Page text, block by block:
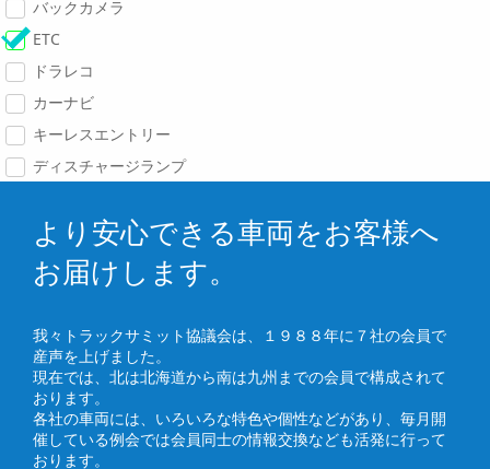
バックカメラ
ETC
ドラレコ
カーナビ
キーレスエントリー
ディスチャージランプ
より安心できる車両をお客様へ
お届けします。
我々トラックサミット協議会は、１９８８年に７社の会員で
産声を上げました。
現在では、北は北海道から南は九州までの会員で構成されて
おります。
各社の車両には、いろいろな特色や個性などがあり、毎月開
催している例会では会員同士の情報交換なども活発に行って
おります。